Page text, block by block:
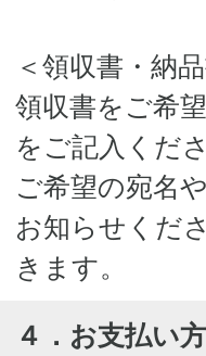
＜領収書・納
領収書をご希
をご記入くだ
ご希望の宛名
お知らせくだ
きます。
４．お支払い